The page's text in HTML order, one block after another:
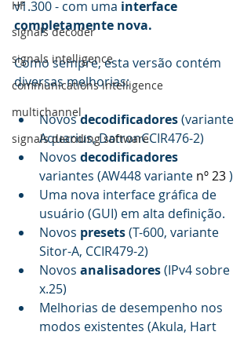
HF
signals decoder
signals intelligence
communications intelligence
multichannel
signals decoding software
v1.300 - com uma interface
completamente nova.
Como sempre, esta versão contém
diversas melhorias:
Novos decodificadores (variante
Aquarius, DatronCCIR476-2)
Novos decodificadores
variantes (AW448 variante nº 23 )
Uma nova interface gráfica de
usuário (GUI) em alta definição.
Novos presets (T-600, variante
Sitor-A, CCIR479-2)
Novos analisadores (IPv4 sobre
x.25)
Melhorias de desempenho nos
modos existentes (Akula, Hart